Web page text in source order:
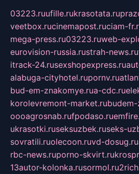
03223.ruufille.rukrasotata.ru
veetbox.rucinemapost.ruciam-
mega-press.ru03223.ruweb-
eurovision-russia.rustrah-news.ru
itrack-24.rusexshopexpress.ru
alabuga-cityhotel.rupornv.ru
bud-em-znakomye.rua-cdc.ru
korolevremont-market.ru
oooagrosnab.rufpodaso.ru
ukrasotki.ruseksuzbek.ruseks-
sovratili.ruolecoon.ruvd-dosug.ru
rbc-news.ruporno-skvirt.ru
13autor-kolonka.rusormol.ru